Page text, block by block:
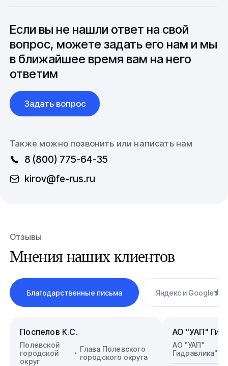
до 6 месяцев производства.
вопросы связанные с документацией и
международной логистикой.
Если вы не нашли ответ на свой
вопрос, можете задать его нам и мы
в ближайшее время вам на него
ответим
Задать вопрос
Также можно позвонить или написать нам
8 (800) 775-64-35
kirov@fe-rus.ru
Отзывы
Мнения наших клиентов
Благодарственные письма Яндекс и Google
Поспелов К.С.
Полевской
городской
округ
Глава Полевского
городского округа
АО "УАП"
АО "УАП"
Гидравлика"